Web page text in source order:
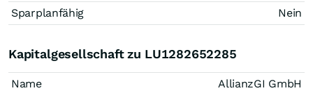
Sparplanfähig
Nein
Kapitalgesellschaft zu LU1282652285
Name
AllianzGI GmbH